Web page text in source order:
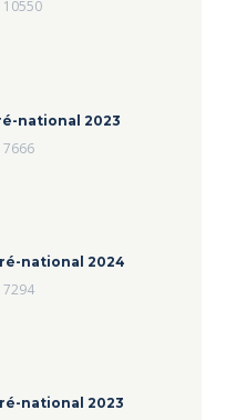
10550
national 2023
7666
national 2024
7294
national 2023